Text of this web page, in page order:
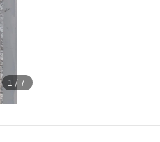
1 /7